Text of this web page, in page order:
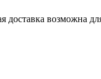
доставка возможна